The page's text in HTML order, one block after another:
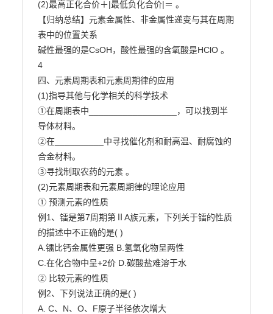
(2)最高正化合价＋|最低负化合价|＝ 。
【归纳总结】元素金属性、非金属性递变与其在周期
表中的位置关系
碱性最强的是CsOH，酸性最强的含氧酸是HClO 。
4
四、元素周期表和元素周期律的应用
(1)指导其他与化学相关的科学技术
①在周期表中__________________，可以找到半
导体材料。
②在__________中寻找催化剂和耐高温、耐腐蚀的
合金材料。
③寻找制取农药的元素 。
(2)元素周期表和元素周期律的理论应用
① 预测元素的性质
例1、镭是第7周期第ⅡA族元素，下列关于镭的性质
的描述中不正确的是( )
A.镭比钙金属性更强 B.氢氧化物呈两性
C.在化合物中呈+2价 D.碳酸盐难溶于水
② 比较元素的性质
例2、下列说法正确的是( )
A. C、N、O、F原子半径依次增大